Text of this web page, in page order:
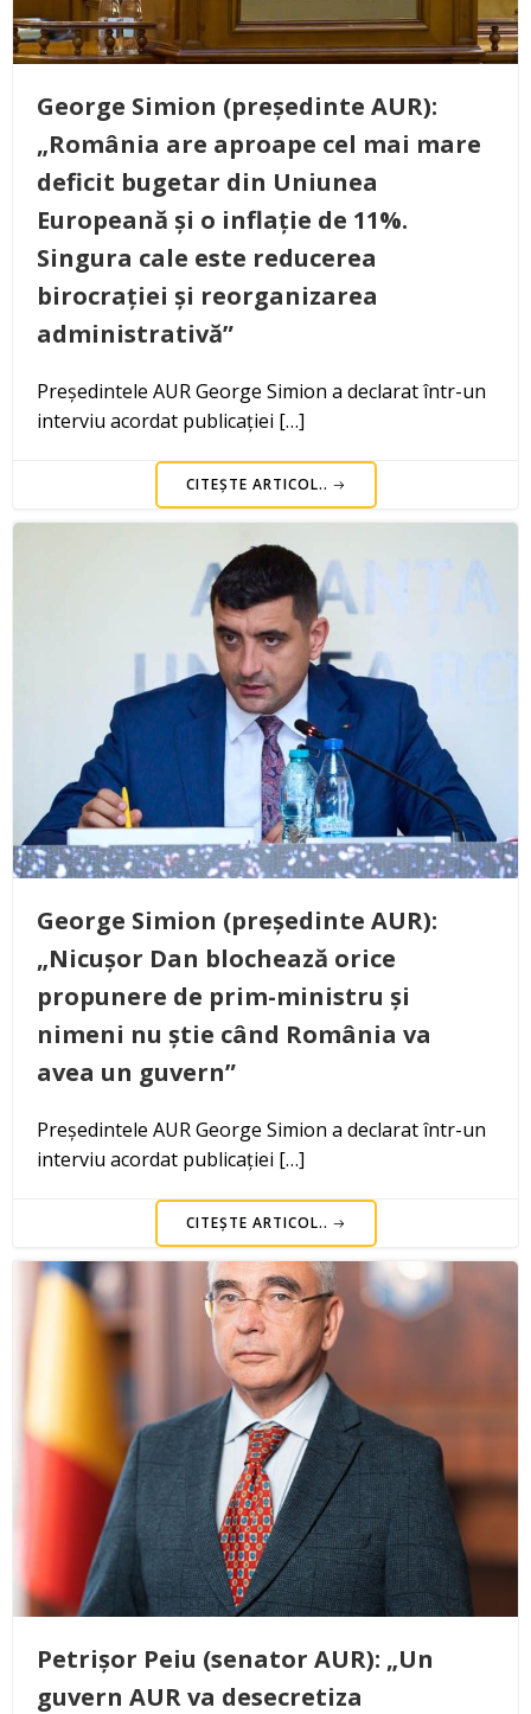
George Simion (președinte AUR):
„România are aproape cel mai mare
deficit bugetar din Uniunea
Europeană și o inflație de 11%.
Singura cale este reducerea
birocrației și reorganizarea
administrativă”
Președintele AUR George Simion a declarat într-un
interviu acordat publicației […]
CITEȘTE ARTICOL..
George Simion (președinte AUR):
„Nicușor Dan blochează orice
propunere de prim-ministru și
nimeni nu știe când România va
avea un guvern”
Președintele AUR George Simion a declarat într-un
interviu acordat publicației […]
CITEȘTE ARTICOL..
Petrișor Peiu (senator AUR): „Un
guvern AUR va desecretiza